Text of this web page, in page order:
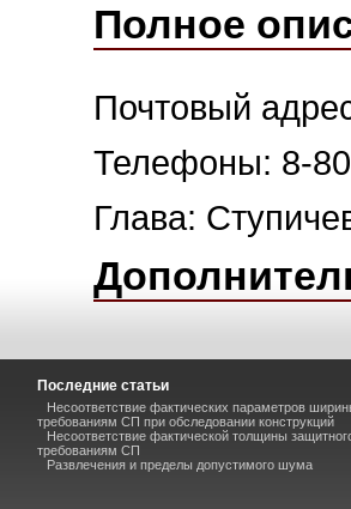
Полное
Почтовый
Телефоны: 8-
Глава:
Последние статьи
Несоответствие фактических параметров
требованиям СП при обследовании конструкций
Несоответствие фактической толщины
требованиям СП
Развлечения и пределы допустимого шума